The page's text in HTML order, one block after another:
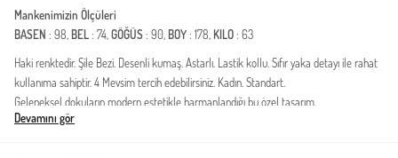
Mankenimizin Ölçüleri
BASEN : 98, BEL: 74,GÖĞÜS: 90, BOY: 178, KILO: 63
Haki renktedir. Şile Bezi. Desenli kumaş. Astarlı. Lastik kollu. Sıfır yaka detayı ile rahat
kullanıma sahiptir. 4 Mevsim tercih edebilirsiniz. Kadın. Standart.
Geleneksel dokuların modern estetikle harmanlandığı bu özel tasarım,
gardırobunuzun en konforlu ve şık parçası olmaya aday. %100 pamuk liflerinden
Devamını gör